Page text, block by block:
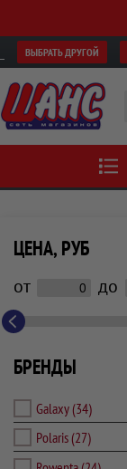
ВЫБРАТЬ ДРУГОЙ
ЦЕНА, РУБ
от до
БРЕНДЫ
Galaxy(34)
Polaris(27)